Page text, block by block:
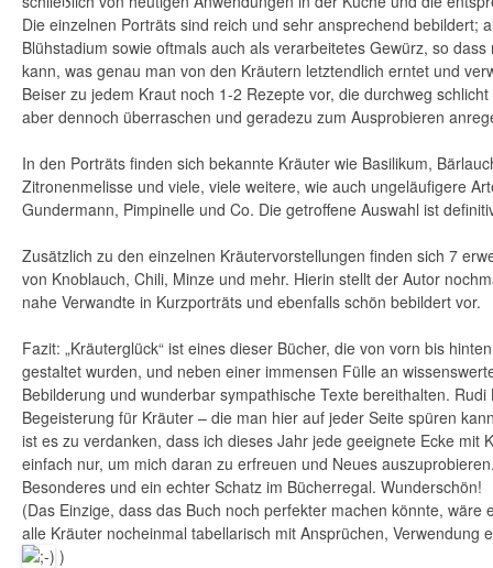
Die einzelnen Porträts sind reich und sehr ansprechend bebildert;
Blühstadium sowie oftmals auch als verarbeitetes Gewürz, so
kann, was genau man von den Kräutern letztendlich erntet und
Beiser zu jedem Kraut noch 1-2 Rezepte vor, die durchweg
aber dennoch überraschen und geradezu zum Ausprobieren
In den Porträts finden sich bekannte Kräuter wie Basilikum,
Zitronenmelisse und viele, viele weitere, wie auch ungeläufigere
Gundermann, Pimpinelle und Co. Die getroffene Auswahl ist
Zusätzlich zu den einzelnen Kräutervorstellungen finden sich 7
von Knoblauch, Chili, Minze und mehr. Hierin stellt der Autor
nahe Verwandte in Kurzporträts und ebenfalls schön bebildert vor.
Fazit: „Kräuterglück“ ist eines dieser Bücher, die von vorn bis
gestaltet wurden, und neben einer immensen Fülle an
Bebilderung und wunderbar sympathische Texte bereithalten.
Begeisterung für Kräuter – die man hier auf jeder Seite spüren
ist es zu verdanken, dass ich dieses Jahr jede geeignete Ecke mit
einfach nur, um mich daran zu erfreuen und Neues
Besonderes und ein echter Schatz im Bücherregal. Wunderschön!
(Das Einzige, dass das Buch noch perfekter machen könnte, wäre
alle Kräuter nocheinmal tabellarisch mit Ansprüchen, Verwendung
)